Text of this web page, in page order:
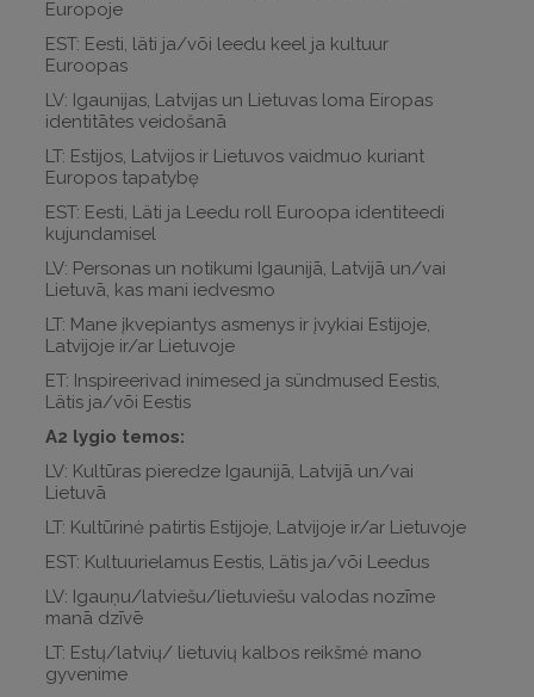
Europoje
EST: Eesti, läti ja/või leedu keel ja kultuur
Euroopas
LV: Igaunijas, Latvijas un Lietuvas loma Eiropas
identitātes veidošanā
LT: Estijos, Latvijos ir Lietuvos vaidmuo kuriant
Europos tapatybę
EST: Eesti, Läti ja Leedu roll Euroopa identiteedi
kujundamisel
LV: Personas un notikumi Igaunijā, Latvijā un/vai
Lietuvā, kas mani iedvesmo
LT: Mane įkvepiantys asmenys ir įvykiai Estijoje,
Latvijoje ir/ar Lietuvoje
ET: Inspireerivad inimesed ja sündmused Eestis,
Lätis ja/või Eestis
A2 lygio temos:
LV: Kultūras pieredze Igaunijā, Latvijā un/vai
Lietuvā
LT: Kultūrinė patirtis Estijoje, Latvijoje ir/ar Lietuvoje
EST: Kultuurielamus Eestis, Lätis ja/või Leedus
LV: Igauņu/latviešu/lietuviešu valodas nozīme
manā dzīvē
LT: Estų/latvių/ lietuvių kalbos reikšmė mano
gyvenime